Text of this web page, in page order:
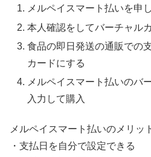
メルペイスマート払いを申
本人確認をしてバーチャル
食品の即日発送の通販での
カードにする
メルペイスマート払いのバ
入力して購入
メルペイスマート払いのメリッ
・支払日を自分で設定できる